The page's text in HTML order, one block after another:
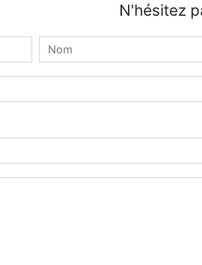
N'hésitez